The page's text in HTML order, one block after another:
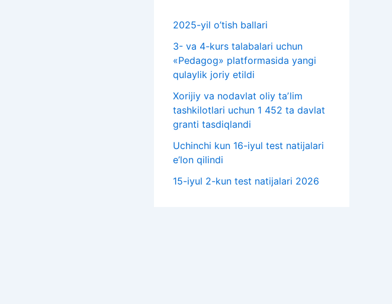
2025-yil o’tish ballari
3- va 4-kurs talabalari uchun
«Pedagog» platformasida yangi
qulaylik joriy etildi
Xorijiy va nodavlat oliy taʼlim
tashkilotlari uchun 1 452 ta davlat
granti tasdiqlandi
Uchinchi kun 16-iyul test natijalari
e’lon qilindi
15-iyul 2-kun test natijalari 2026